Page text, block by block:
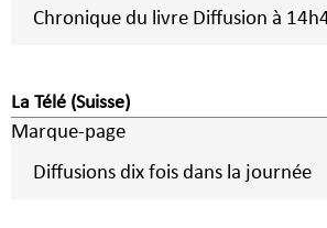
Chronique du livre Diffusion à
La Télé (Suisse)
Marque-page
Diffusions dix fois dans la journée